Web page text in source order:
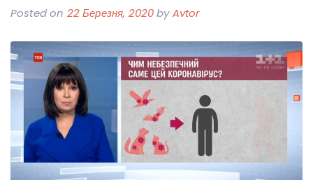
Posted on 22 Березня, 2020byAvtor